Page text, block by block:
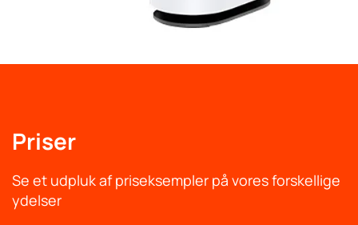
Priser
Se et udpluk af priseksempler på vores forskellige
ydelser